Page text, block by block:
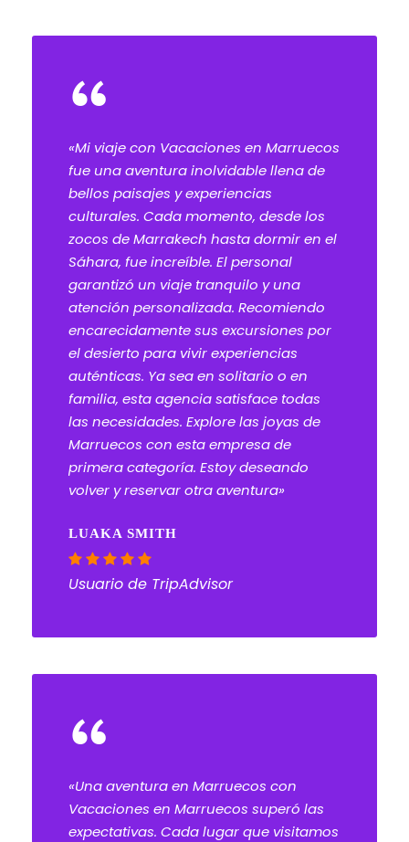
“
«Mi viaje con Vacaciones en Marruecos
fue una aventura inolvidable llena de
bellos paisajes y experiencias
culturales. Cada momento, desde los
zocos de Marrakech hasta dormir en el
Sáhara, fue increíble. El personal
garantizó un viaje tranquilo y una
atención personalizada. Recomiendo
encarecidamente sus excursiones por
el desierto para vivir experiencias
auténticas. Ya sea en solitario o en
familia, esta agencia satisface todas
las necesidades. Explore las joyas de
Marruecos con esta empresa de
primera categoría. Estoy deseando
volver y reservar otra aventura»
LUAKA SMITH
Usuario de TripAdvisor
“
«Una aventura en Marruecos con
Vacaciones en Marruecos superó las
expectativas. Cada lugar que visitamos